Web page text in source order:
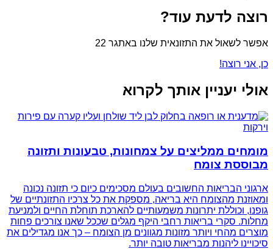
רוצה לדעת עוד?
אפשר לשאול את התזונאית שלנו באתגר 22
כן, אני רוצה!
אולי יעניין אותך לקרוא
מומחים ממליצים על צמחונות, טבעונות ותזונה
מבוססת צומח
ארגוני הבריאות החשובים בעולם מסכימים כיום כי תזונה נכונה
ומאוזנת מהצומח היא בריאה, מספקת את כל צרכיו התזונתיים של
גופנו, וכוללת יתרונות משמעותיים להארכת תוחלת החיים ולמניעת
מחלות. סקרי בריאות רחבי היקף מגלים שככל שאנו צורכים פחות
מוצרים מהחי ויותר מזונות מגוונים מן הצומח – כך אנו מגדילים את
סיכויינו ליהנות מבריאות טובה יותר.